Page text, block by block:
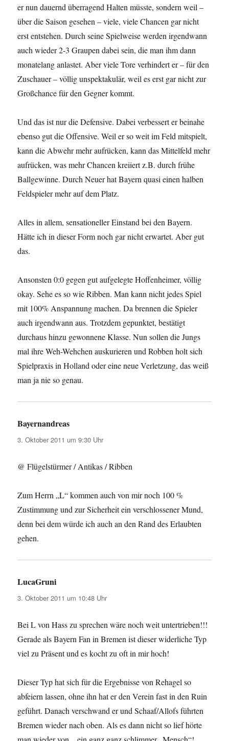
er nun dauernd überragend Halten müsste, sondern weil –
über die Saison gesehen – viele, viele Chancen gar nicht
erst entstehen. Durch seine Spielweise werden irgendwann
auch wieder 2-3 Graupen dabei sein, die man ihm dann
monatelang anlastet. Aber viele Tore verhindert er – für den
Zuschauer – völlig unspektakulär, weil es erst gar nicht zur
Großchance für den Gegner kommt.
Und das ist nur die Defensive. Dabei verbessert er beinahe
ebenso gut die Offensive. Weil er so weit im Feld mitspielt,
kann die Abwehr mehr aufrücken, kann das Mittelfeld mehr
aufrücken, was mehr Chancen kreiiert z.B. durch frühe
Ballgewinne. Durch Neuer hat Bayern quasi einen halben
Feldspieler mehr auf dem Platz.
Alles in allem, sensationeller Einstand bei den Bayern.
Hätte ich in dieser Form noch gar nicht erwartet. Aber gut
das.
Ansonsten 0:0 gegen gut aufgelegte Hoffenheimer, völlig
okay. Sehe es so wie Ribben. Man kann nicht jedes Spiel
mit 100% Anspannung machen. Da brennen die Spieler
auch irgendwann aus. Trotzdem gepunktet, bestätigt
durchaus hinzu gewonnene Klasse. Nun sollen die Jungs
mal ihre Weh-Wehchen auskurieren und Robben holt sich
Spielpraxis in Holland oder eine neue Verletzung, das weiß
man ja nie so genau.
Bayernandreas
3. Oktober 2011 um 9:30 Uhr
@ Flügelstürmer / Antikas / Ribben
Zum Herrn „L“ kommen auch von mir noch 100 %
Zustimmung und zur Sicherheit ein verschlossener Mund,
denn bei dem würde ich auch an den Rand des Erlaubten
gehen.
LucaGruni
3. Oktober 2011 um 10:48 Uhr
Bei L von Hass zu sprechen wäre noch weit untertrieben!!!
Gerade als Bayern Fan in Bremen ist dieser widerliche Typ
viel zu Präsent und es kocht zu oft in mir hoch!
Dieser Typ hat sich für die Ergebnisse von Rehagel so
abfeiern lassen, ohne ihn hat er den Verein fast in den Ruin
geführt. Danach verschwand er und Schaaf/Allofs führten
Bremen wieder nach oben. Als es dann nicht so lief hörte